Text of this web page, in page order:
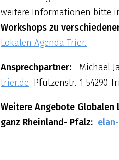
weitere Informationen bitte
Workshops zu
Lokalen Agenda Trier.
Ansprechpartner: Michael
trier.de Pfützenstr. 1 54290
Weitere Angebote Globalen
ganz Rheinland- Pfalz: